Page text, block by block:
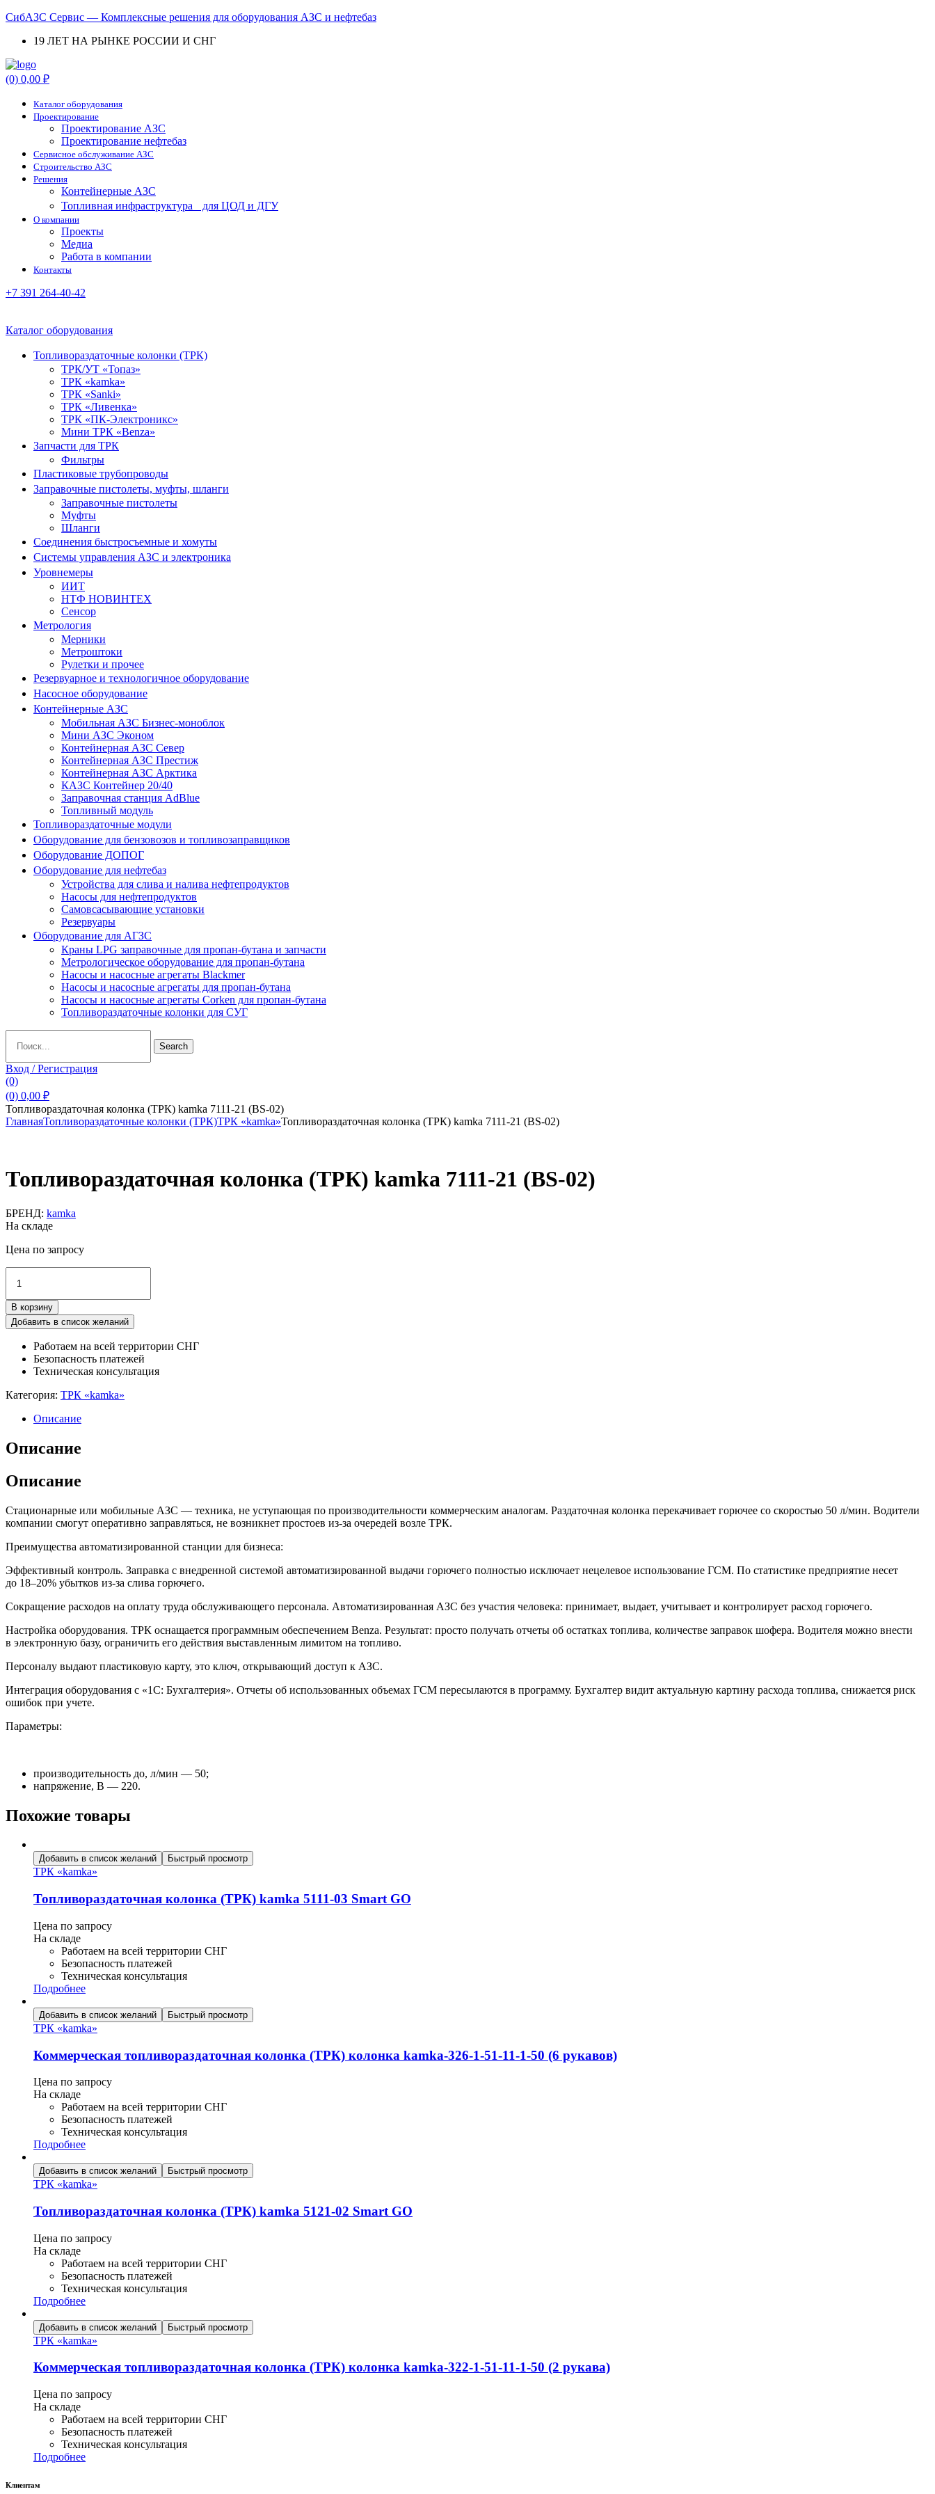
СибАЗС Сервис — Комплексные решения для оборудования АЗС и нефтебаз
19 ЛЕТ НА РЫНКЕ РОССИИ И СНГ
Menu
(0) 0,00 ₽
Каталог оборудования
Проектирование
Проектирование АЗС
Проектирование нефтебаз
Cервисное обслуживание АЗС
Строительство АЗС
Решения
Контейнерные АЗС
Топливная инфраструктура для ЦОД и ДГУ
О компании
Проекты
Медиа
Работа в компании
Контакты
+7 391 264-40-42
Каталог оборудования
Топливораздаточные колонки (ТРК)
ТРК/УТ «Топаз»
ТРК «kamka»
ТРК «Sanki»
ТРК «Ливенка»
ТРК «ПК-Электроникс»
Мини ТРК «Benza»
Запчасти для ТРК
Фильтры
Пластиковые трубопроводы
Заправочные пистолеты, муфты, шланги
Заправочные пистолеты
Муфты
Шланги
Соединения быстросъемные и хомуты
Системы управления АЗС и электроника
Уровнемеры
ИИТ
НТФ НОВИНТЕХ
Сенсор
Метрология
Мерники
Метроштоки
Рулетки и прочее
Резервуарное и технологичное оборудование
Насосное оборудование
Контейнерные АЗС
Мобильная АЗС Бизнес-моноблок
Мини АЗС Эконом
Контейнерная АЗС Север
Контейнерная АЗС Престиж
Контейнерная АЗС Арктика
КАЗС Контейнер 20/40
Заправочная станция AdBlue
Топливный модуль
Топливораздаточные модули
Оборудование для бензовозов и топливозаправщиков
Оборудование ДОПОГ
Оборудование для нефтебаз
Устройства для слива и налива нефтепродуктов
Насосы для нефтепродуктов
Самовсасывающие установки
Резервуары
Оборудование для АГЗС
Краны LPG заправочные для пропан-бутана и запчасти
Метрологическое оборудование для пропан-бутана
Насосы и насосные агрегаты Blackmer
Насосы и насосные агрегаты для пропан-бутана
Насосы и насосные агрегаты Corken для пропан-бутана
Топливораздаточные колонки для СУГ
for:
Search
Вход / Регистрация
(0)
(0) 0,00 ₽
Топливораздаточная колонка (ТРК) kamka 7111-21 (BS-02)
ГлавнаяТопливораздаточные колонки (ТРК)ТРК «kamka»Топливораздаточная колонка (ТРК) kamka 7111-21 (BS-02)
Топливораздаточная колонка (ТРК) kamka 7111-21 (BS-02)
БРЕНД: kamka
На складе
Цена по запросу
товара
Топливораздаточная
колонка
(ТРК)
7111-
(BS-
В корзину
Добавить в список желаний
Работаем на всей территории СНГ
Безопасность платежей
Техническая консультация
Категория: ТРК «kamka»
Описание
Описание
Описание
Стационарные или мобильные АЗС — техника, не уступающая по производительности коммерческим аналогам. Раздаточная колонка перекачивает горючее со скоростью 50 л/мин. Водители
компании смогут оперативно заправляться, не возникнет простоев из-за очередей возле ТРК.
Преимущества автоматизированной станции для бизнеса:
Эффективный контроль. Заправка с внедренной системой автоматизированной выдачи горючего полностью исключает нецелевое использование ГСМ. По статистике предприятие несет
до 18–20% убытков из-за слива горючего.
Сокращение расходов на оплату труда обслуживающего персонала. Автоматизированная АЗС без участия человека: принимает, выдает, учитывает и контролирует расход горючего.
Настройка оборудования. ТРК оснащается программным обеспечением Benza. Результат: просто получать отчеты об остатках топлива, количестве заправок шофера. Водителя можно внести
в электронную базу, ограничить его действия выставленным лимитом на топливо.
Персоналу выдают пластиковую карту, это ключ, открывающий доступ к АЗС.
Интеграция оборудования с «1С: Бухгалтерия». Отчеты об использованных объемах ГСМ пересылаются в программу. Бухгалтер видит актуальную картину расхода топлива, снижается риск
ошибок при учете.
Параметры:
производительность до, л/мин — 50;
напряжение, В — 220.
Похожие товары
Добавить в список желаний Быстрый просмотр
ТРК «kamka»
Топливораздаточная колонка (ТРК) kamka 5111-03 Smart GO
Цена по запросу
На складе
Работаем на всей территории СНГ
Безопасность платежей
Техническая консультация
Подробнее
Добавить в список желаний Быстрый просмотр
ТРК «kamka»
Коммерческая топливораздаточная колонка (ТРК) колонка kamka-326-1-51-11-1-50 (6 рукавов)
Цена по запросу
На складе
Работаем на всей территории СНГ
Безопасность платежей
Техническая консультация
Подробнее
Добавить в список желаний Быстрый просмотр
ТРК «kamka»
Топливораздаточная колонка (ТРК) kamka 5121-02 Smart GO
Цена по запросу
На складе
Работаем на всей территории СНГ
Безопасность платежей
Техническая консультация
Подробнее
Добавить в список желаний Быстрый просмотр
ТРК «kamka»
Коммерческая топливораздаточная колонка (ТРК) колонка kamka-322-1-51-11-1-50 (2 рукава)
Цена по запросу
На складе
Работаем на всей территории СНГ
Безопасность платежей
Техническая консультация
Подробнее
Клиентам